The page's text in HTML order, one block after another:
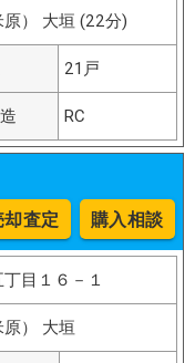
） 大垣 (22分)
21戸
RC
却査定 購入相談
目１６－１
） 大垣